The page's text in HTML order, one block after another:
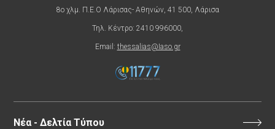
8ο χλμ. Π.Ε.Ο Λάρισας- Αθηνών, 41 500, Λάρισα
Τηλ. Κέντρο: 2410 996000,
Email: thessalias@Iaso.gr
Νέα - Δελτία Τύπου